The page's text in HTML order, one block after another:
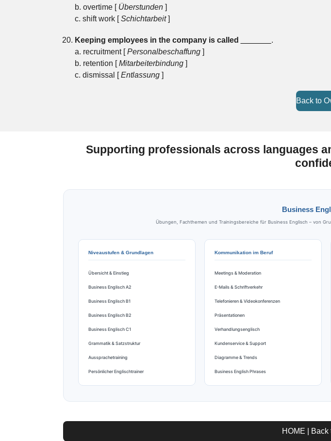
b. overtime [ Überstunden]
c. shift work [Schichtarbeit]
Keeping employees in the company is called
.
a. recruitment [Personalbeschaffung]
b. retention [Mitarbeiterbindung]
c. dismissal [Entlassung]
Back to
Supporting professionals across languages
Business
Übungen, Fachthemen und Trainingsbereiche für Business Englisch – von
Niveaustufen & Grundlagen
Übersicht & Einstieg
Business Englisch A2
Business Englisch B1
Business Englisch B2
Business Englisch C1
Grammatik & Satzstruktur
Aussprachetraining
Persönlicher Englischtrainer
Kommunikation im Beruf
Meetings & Moderation
E-Mails & Schriftverkehr
Telefonieren & Videokonferenzen
Präsentationen
Verhandlungsenglisch
Kundenservice & Support
Diagramme & Trends
Business English Phrases
HOME | Back